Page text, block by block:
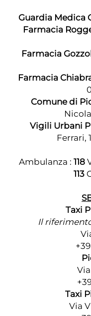
Guardia Medica
Farmacia
Farmacia
Farmacia
Comune di
Vigili Urbani
Ferrari,
Ambulanza : 118
113
Taxi
Il
Taxi
Via